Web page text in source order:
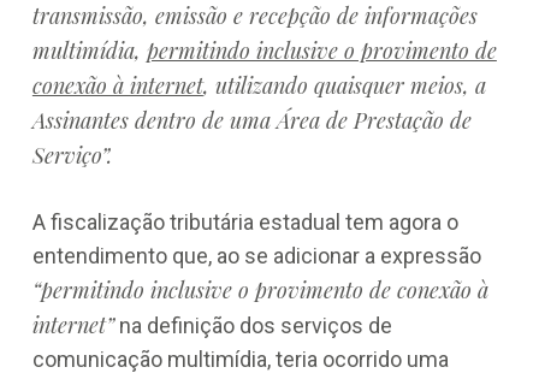
transmissão, emissão e recepção de informações
multimídia, permitindo inclusive o provimento de
conexão à internet, utilizando quaisquer meios, a
Assinantes dentro de uma Área de Prestação de
Serviço”.
A fiscalização tributária estadual tem agora o
entendimento que, ao se adicionar a expressão
“permitindo inclusive o provimento de conexão à
internet”na definição dos serviços de
comunicação multimídia, teria ocorrido uma